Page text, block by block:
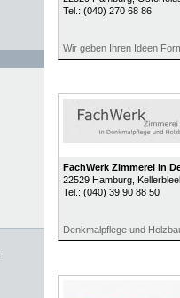
Tel.: (040) 270 68 86
Wir geben Ihren Ideen
FachWerk Zimmerei in
22529 Hamburg,
Tel.: (040) 39 90 88 50
Denkmalpflege und